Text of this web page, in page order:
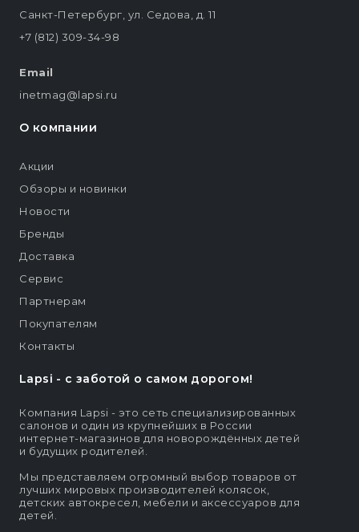
Lapsi - c заботой о самом дорогом!
Компания Lapsi - это сеть специализированных
салонов и один из крупнейших в России
интернет-магазинов для новорождённых детей
и будущих родителей.
Мы представляем огромный выбор товаров от
лучших мировых производителей колясок,
детских автокресел, мебели и аксессуаров для
детей.
Санкт-Петербург, ул. Седова, д. 11
+7 (812) 309-34-98
Email
inetmag@lapsi.ru
О компании
Акции
Обзоры и новинки
Новости
Бренды
Доставка
Сервис
Партнерам
Покупателям
Контакты